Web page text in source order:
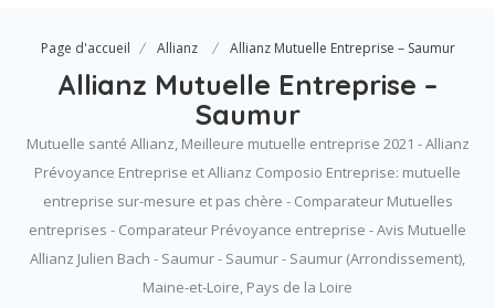
Page d'accueil Allianz Allianz Mutuelle Entreprise – Saumur
Allianz Mutuelle Entreprise –
Saumur
Mutuelle santé Allianz, Meilleure mutuelle entreprise 2021 - Allianz
Prévoyance Entreprise et Allianz Composio Entreprise: mutuelle
entreprise sur-mesure et pas chère - Comparateur Mutuelles
entreprises - Comparateur Prévoyance entreprise - Avis Mutuelle
Allianz Julien Bach - Saumur - Saumur - Saumur (Arrondissement),
Maine-et-Loire, Pays de la Loire